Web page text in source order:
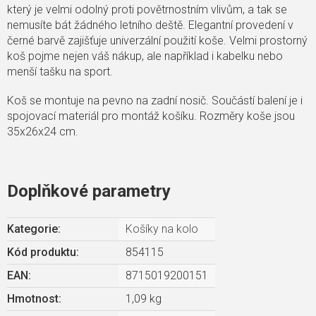
který je velmi odolný proti povětrnostním vlivům, a tak se
nemusíte bát žádného letního deště. Elegantní provedení v
černé barvě zajišťuje univerzální použití koše. Velmi prostorný
koš pojme nejen váš nákup, ale například i kabelku nebo
menší tašku na sport.
Koš se montuje na pevno na zadní nosič. Součástí balení je i
spojovací materiál pro montáž košíku. Rozměry koše jsou
35x26x24 cm.
Doplňkové parametry
Kategorie:
Košíky na kolo
Kód produktu:
854115
EAN:
8715019200151
Hmotnost:
1,09 kg